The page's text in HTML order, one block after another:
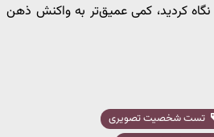
کردید، کمی عمیق‌تر به واکنش ذهن
تست شخصیت تصویری